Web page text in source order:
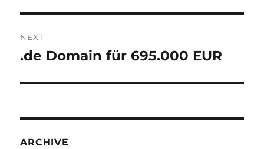
NEXT
Next
.de Domain für 695.000 EUR
ARCHIVE